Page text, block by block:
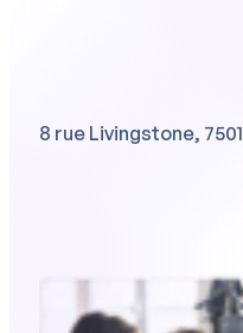
8 rue Livingstone,